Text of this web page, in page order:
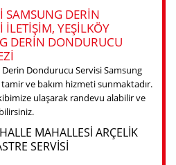
SAMSUNG DERIN
ILETIŞIM, YEŞILKÖY
DERIN DONDURUCU
Dondurucu Servisi Samsung
tamir ve bakım hizmeti sunmaktadır.
ulaşarak randevu alabilir ve
MAHALLESI ARÇELIK
SERVISI